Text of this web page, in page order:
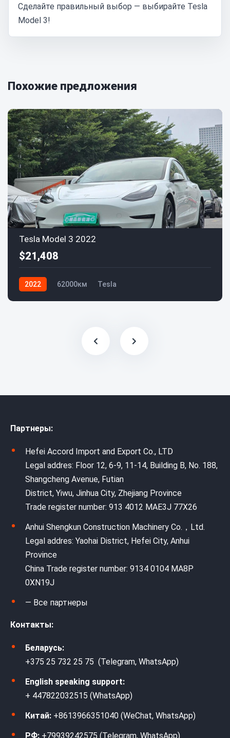
Сделайте правильный выбор — выбирайте Tesla
Model 3!
Похожие предложения
Tesla Model 3 2022
$21,408
2022 62000км Tesla
Партнеры:
Hefei Accord Import and Export Co., LTD
Legal addres: Floor 12, 6-9, 11-14, Building B, No. 188,
Shangcheng Avenue, Futian
District, Yiwu, Jinhua City, Zhejiang Province
Trade register number: 913 4012 MAE3J 77X26
Anhui Shengkun Construction Machinery Co.，Ltd.
Legal addres: Yaohai District, Hefei City, Anhui
Province
China Trade register number: 9134 0104 MA8P
0XN19J
— Все партнеры
Контакты:
Беларусь:
+375 25 732 25 75 (Telegram, WhatsApp)
English speaking support:
+ 447822032515 (WhatsApp)
Китай: +8613966351040 (WeChat, WhatsApp)
РФ: +79939242575 (Telegram, WhatsApp)